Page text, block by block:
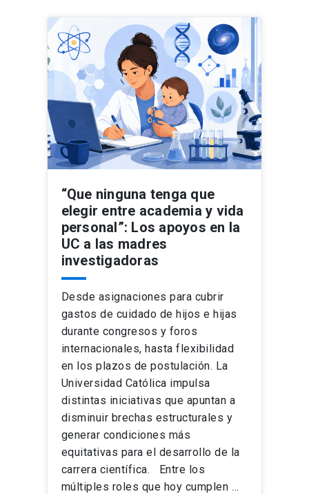
“Que ninguna tenga que
elegir entre academia y vida
personal”: Los apoyos en la
UC a las madres
investigadoras
Desde asignaciones para cubrir
gastos de cuidado de hijos e hijas
durante congresos y foros
internacionales, hasta flexibilidad
en los plazos de postulación. La
Universidad Católica impulsa
distintas iniciativas que apuntan a
disminuir brechas estructurales y
generar condiciones más
equitativas para el desarrollo de la
carrera científica. Entre los
múltiples roles que hoy cumplen …